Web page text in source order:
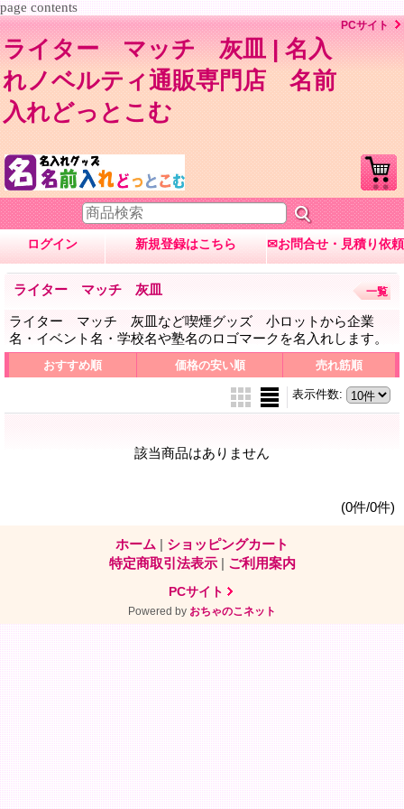
page contents
ライター マッチ 灰皿 | 名入
れノベルティ通販専門店 名前
入れどっとこむ
PCサイト
ログイン 新規登録はこちら ✉お問合せ・見積り依頼
ライター マッチ 灰皿
ライター マッチ 灰皿など喫煙グッズ 小ロットから企業
名・イベント名・学校名や塾名のロゴマークを名入れします。
一覧
おすすめ順 価格の安い順 売れ筋順
表示件数:
該当商品はありません
(0件/0件)
ホーム | ショッピングカート
特定商取引法表示 | ご利用案内
PCサイト
Powered by おちゃのこネット